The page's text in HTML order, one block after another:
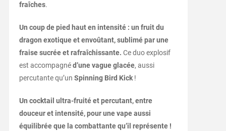
fraîches.
Un coup de pied haut en intensité : un fruit du
dragon exotique et envoûtant, sublimé par une
fraise sucrée et rafraîchissante. Ce duo explosif
est accompagnéd’une vague glacée, aussi
percutante qu’un Spinning Bird Kick!
Un cocktail ultra-fruité et percutant, entre
douceur et intensité, pour une vape aussi
équilibrée que la combattante qu’il représente !